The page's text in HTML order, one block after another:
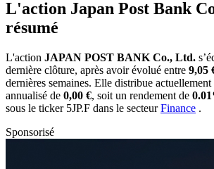
L'action Japan Post Bank
résumé
L'action JAPAN POST BANK Co., Ltd.
dernière clôture, après avoir évolué entre 9,05
dernières semaines. Elle distribue
annualisé de 0,00 €, soit un rendement de
sous le ticker 5JP.F dans le secteurFinance .
Sponsorisé